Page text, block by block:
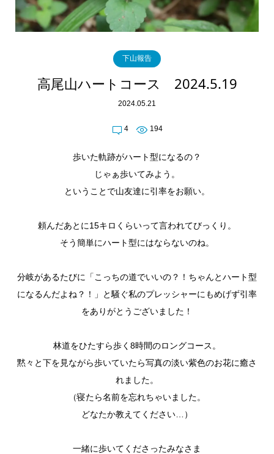
下山報告
高尾山ハートコース 2024.5.19
2024.05.21
4 194
歩いた軌跡がハート型になるの？
じゃぁ歩いてみよう。
ということで山友達に引率をお願い。
頼んだあとに15キロくらいって言われてびっくり。
そう簡単にハート型にはならないのね。
分岐があるたびに「こっちの道でいいの？！ちゃんとハート型
になるんだよね？！」と騒ぐ私のプレッシャーにもめげず引率
をありがとうございました！
林道をひたすら歩く8時間のロングコース。
黙々と下を見ながら歩いていたら写真の淡い紫色のお花に癒さ
れました。
（寝たら名前を忘れちゃいました。
どなたか教えてください…）
一緒に歩いてくださったみなさま